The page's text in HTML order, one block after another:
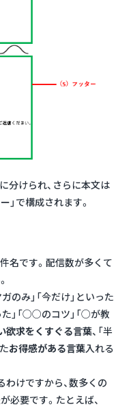
に分けられ、さらに本文は
」で構成されます。
名です。配信数が多くて
のみ」「今だけ」といった
た」「○○のコツ」「○が教
欲求をくすぐる言葉、「半
お得感がある言葉入れる
わけですから、数多くの
必要です。たとえば、